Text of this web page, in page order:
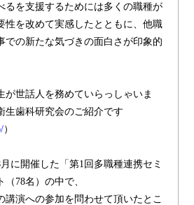
るを支援するためには多くの職種が
性を改めて実感したとともに、他職
での新たな気づきの面白さが印象的
世話人を務めていらっしゃいま
生歯科研究会のご紹介です
）
に開催した「第1回多職種連携セミ
78名）の中で、
講演への参加を問わせて頂いたとこ